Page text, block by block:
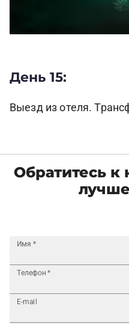
День 15:
Выезд из отеля.
Обратитесь к
Имя *
Телефон *
E-mail